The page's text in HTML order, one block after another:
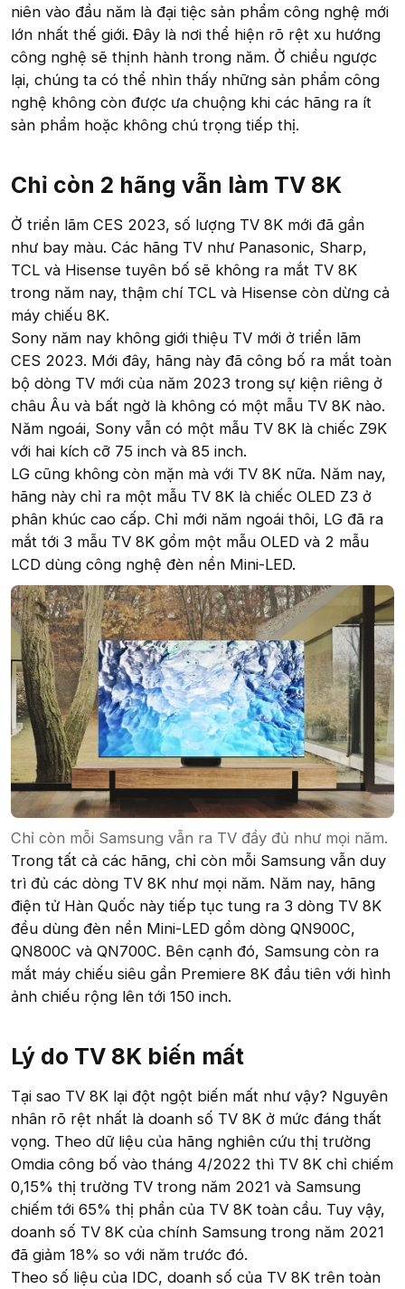
niên vào đầu năm là đại tiệc sản phẩm công nghệ mới
lớn nhất thế giới. Đây là nơi thể hiện rõ rệt xu hướng
công nghệ sẽ thịnh hành trong năm. Ở chiều ngược
lại, chúng ta có thể nhìn thấy những sản phẩm công
nghệ không còn được ưa chuộng khi các hãng ra ít
sản phẩm hoặc không chú trọng tiếp thị.
Chỉ còn 2 hãng vẫn làm TV 8K
Ở triển lãm CES 2023, số lượng TV 8K mới đã gần
như bay màu. Các hãng TV như Panasonic, Sharp,
TCL và Hisense tuyên bố sẽ không ra mắt TV 8K
trong năm nay, thậm chí TCL và Hisense còn dừng cả
máy chiếu 8K.
Sony năm nay không giới thiệu TV mới ở triển lãm
CES 2023. Mới đây, hãng này đã công bố ra mắt toàn
bộ dòng TV mới của năm 2023 trong sự kiện riêng ở
châu Âu và bất ngờ là không có một mẫu TV 8K nào.
Năm ngoái, Sony vẫn có một mẫu TV 8K là chiếc Z9K
với hai kích cỡ 75 inch và 85 inch.
LG cũng không còn mặn mà với TV 8K nữa. Năm nay,
hãng này chỉ ra một mẫu TV 8K là chiếc OLED Z3 ở
phân khúc cao cấp. Chỉ mới năm ngoái thôi, LG đã ra
mắt tới 3 mẫu TV 8K gồm một mẫu OLED và 2 mẫu
LCD dùng công nghệ đèn nền Mini-LED.
Chỉ còn mỗi Samsung vẫn ra TV đầy đủ như mọi năm.
Trong tất cả các hãng, chỉ còn mỗi Samsung vẫn duy
trì đủ các dòng TV 8K như mọi năm. Năm nay, hãng
điện tử Hàn Quốc này tiếp tục tung ra 3 dòng TV 8K
đều dùng đèn nền Mini-LED gồm dòng QN900C,
QN800C và QN700C. Bên cạnh đó, Samsung còn ra
mắt máy chiếu siêu gần Premiere 8K đầu tiên với hình
ảnh chiếu rộng lên tới 150 inch.
Lý do TV 8K biến mất
Tại sao TV 8K lại đột ngột biến mất như vậy? Nguyên
nhân rõ rệt nhất là doanh số TV 8K ở mức đáng thất
vọng. Theo dữ liệu của hãng nghiên cứu thị trường
Omdia công bố vào tháng 4/2022 thì TV 8K chỉ chiếm
0,15% thị trường TV trong năm 2021 và Samsung
chiếm tới 65% thị phần của TV 8K toàn cầu. Tuy vậy,
doanh số TV 8K của chính Samsung trong năm 2021
đã giảm 18% so với năm trước đó.
Theo số liệu của IDC, doanh số của TV 8K trên toàn